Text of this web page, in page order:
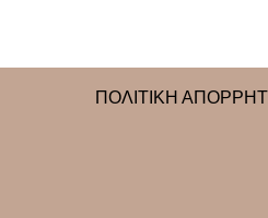
ΠΟΛΙΤΙΚΉ